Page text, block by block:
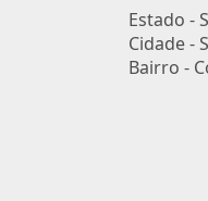
Estado -
Cidade -
Bairro -